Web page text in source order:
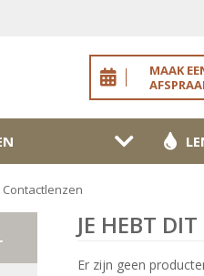
MAAK
Contactlenzen
JE HEBT
Er zijn geen